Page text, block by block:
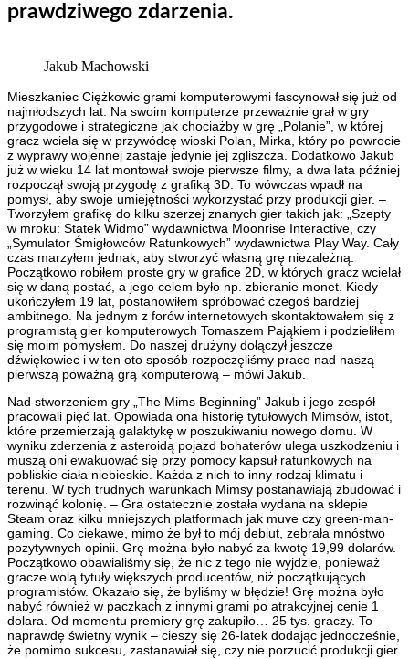
prawdziwego zdarzenia.
Jakub Machowski
Mieszkaniec Ciężkowic grami komputerowymi fascynował się już od
najmłodszych lat. Na swoim komputerze przeważnie grał w gry
przygodowe i strategiczne jak chociażby w grę „Polanie”, w której
gracz wciela się w przywódcę wioski Polan, Mirka, który po powrocie
z wyprawy wojennej zastaje jedynie jej zgliszcza. Dodatkowo Jakub
już w wieku 14 lat montował swoje pierwsze filmy, a dwa lata później
rozpoczął swoją przygodę z grafiką 3D. To wówczas wpadł na
pomysł, aby swoje umiejętności wykorzystać przy produkcji gier. –
Tworzyłem grafikę do kilku szerzej znanych gier takich jak: „Szepty
w mroku: Statek Widmo” wydawnictwa Moonrise Interactive, czy
„Symulator Śmigłowców Ratunkowych” wydawnictwa Play Way. Cały
czas marzyłem jednak, aby stworzyć własną grę niezależną.
Początkowo robiłem proste gry w grafice 2D, w których gracz wcielał
się w daną postać, a jego celem było np. zbieranie monet. Kiedy
ukończyłem 19 lat, postanowiłem spróbować czegoś bardziej
ambitnego. Na jednym z forów internetowych skontaktowałem się z
programistą gier komputerowych Tomaszem Pająkiem i podzieliłem
się moim pomysłem. Do naszej drużyny dołączył jeszcze
dźwiękowiec i w ten oto sposób rozpoczęliśmy prace nad naszą
pierwszą poważną grą komputerową – mówi Jakub.
Nad stworzeniem gry „The Mims Beginning” Jakub i jego zespół
pracowali pięć lat. Opowiada ona historię tytułowych Mimsów, istot,
które przemierzają galaktykę w poszukiwaniu nowego domu. W
wyniku zderzenia z asteroidą pojazd bohaterów ulega uszkodzeniu i
muszą oni ewakuować się przy pomocy kapsuł ratunkowych na
pobliskie ciała niebieskie. Każda z nich to inny rodzaj klimatu i
terenu. W tych trudnych warunkach Mimsy postanawiają zbudować i
rozwinąć kolonię. – Gra ostatecznie została wydana na sklepie
Steam oraz kilku mniejszych platformach jak muve czy green-man-
gaming. Co ciekawe, mimo że był to mój debiut, zebrała mnóstwo
pozytywnych opinii. Grę można było nabyć za kwotę 19,99 dolarów.
Początkowo obawialiśmy się, że nic z tego nie wyjdzie, ponieważ
gracze wolą tytuły większych producentów, niż początkujących
programistów. Okazało się, że byliśmy w błędzie! Grę można było
nabyć również w paczkach z innymi grami po atrakcyjnej cenie 1
dolara. Od momentu premiery grę zakupiło… 25 tys. graczy. To
naprawdę świetny wynik – cieszy się 26-latek dodając jednocześnie,
że pomimo sukcesu, zastanawiał się, czy nie porzucić produkcji gier.